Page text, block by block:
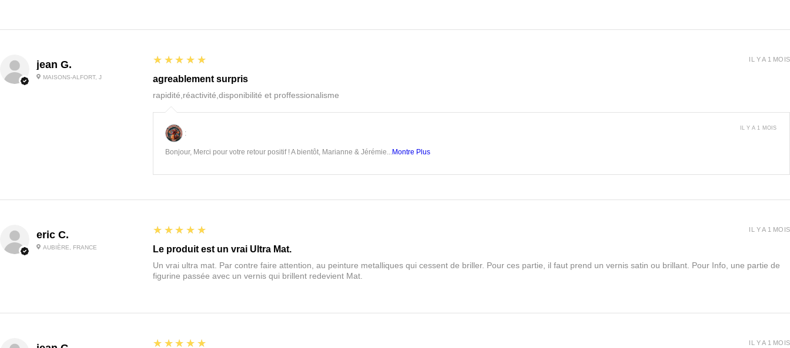
jean G.
MAISONS-ALFORT, J
5
★★★★★
agreablement surpris
rapidité,réactivité,disponibilité et proffessionalisme
IL Y A 1 MOIS
:
Bonjour, Merci pour votre retour positif ! A bientôt, Marianne & Jérémie...Montre Plus
IL Y A 1 MOIS
eric C.
AUBIÈRE, FRANCE
5
★★★★★
Le produit est un vrai Ultra Mat.
Un vrai ultra mat. Par contre faire attention, au peinture metalliques qui cessent de briller. Pour ces partie, il faut prend un vernis satin ou brillant. Pour Info, une partie de
figurine passée avec un vernis qui brillent redevient Mat.
IL Y A 1 MOIS
5
★★★★★ IL Y A 1 MOIS